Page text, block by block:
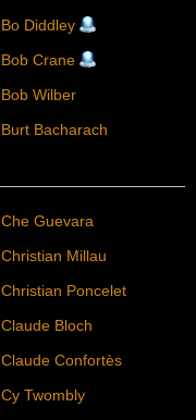
Bo Diddley
Bob Crane
Bob Wilber
Burt Bacharach
Che Guevara
Christian Millau
Christian Poncelet
Claude Bloch
Claude Confortès
Cy Twombly